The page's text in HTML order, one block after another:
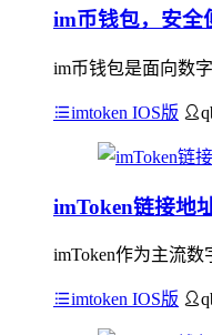
im币钱包，安全
im币钱包是面向数
imtoken IOS版
imToken链接地
imToken作为主流
imtoken IOS版